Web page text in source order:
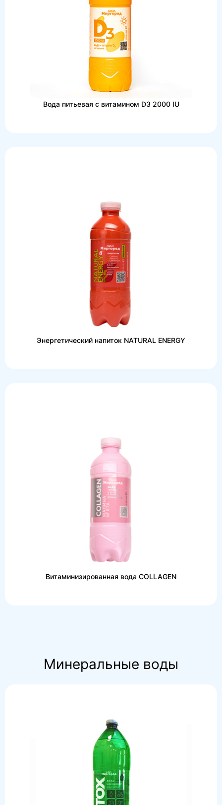
Вода питьевая с витамином D3 2000 IU
Энергетический напиток NATURAL ENERGY
Витаминизированная вода COLLAGEN
Минеральные воды